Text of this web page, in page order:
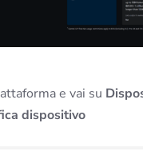
e vai su
dispositivo